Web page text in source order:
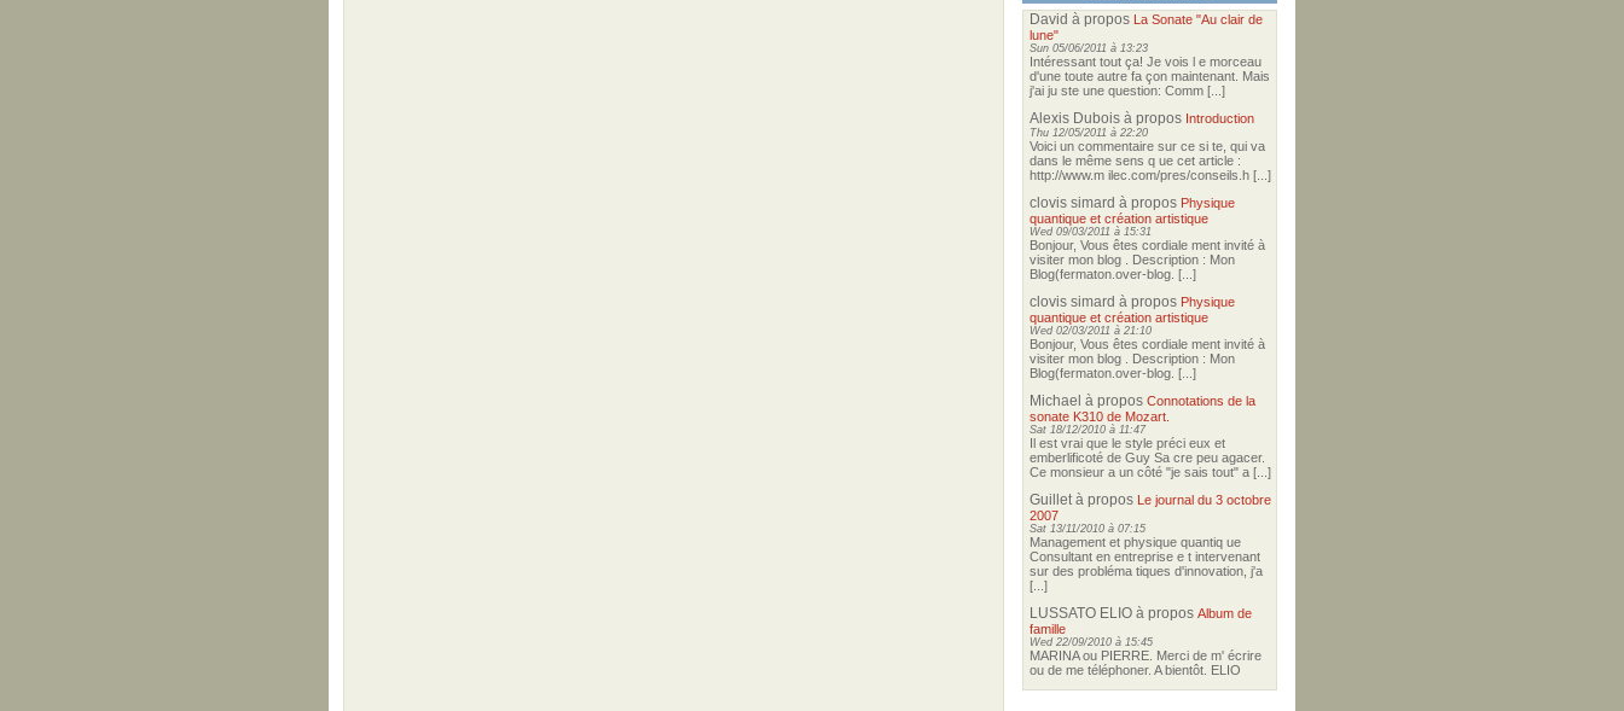
David à propos La Sonate "Au clair de
lune"
Sun 05/06/2011 à 13:23
Intéressant tout ça! Je vois l e morceau
d'une toute autre fa çon maintenant. Mais
j'ai ju ste une question: Comm [...]
Alexis Dubois à propos Introduction
Thu 12/05/2011 à 22:20
Voici un commentaire sur ce si te, qui va
dans le même sens q ue cet article :
http://www.m ilec.com/pres/conseils.h [...]
clovis simard à propos Physique
quantique et création artistique
Wed 09/03/2011 à 15:31
Bonjour, Vous êtes cordiale ment invité à
visiter mon blog . Description : Mon
Blog(fermaton.over-blog. [...]
clovis simard à propos Physique
quantique et création artistique
Wed 02/03/2011 à 21:10
Bonjour, Vous êtes cordiale ment invité à
visiter mon blog . Description : Mon
Blog(fermaton.over-blog. [...]
Michael à propos Connotations de la
sonate K310 de Mozart.
Sat 18/12/2010 à 11:47
Il est vrai que le style préci eux et
emberlificoté de Guy Sa cre peu agacer.
Ce monsieur a un côté "je sais tout" a [...]
Guilletà propos Le journal du 3 octobre
2007
Sat 13/11/2010 à 07:15
Management et physique quantiq ue
Consultant en entreprise e t intervenant
sur des probléma tiques d'innovation, j'a
[...]
LUSSATO ELIO à propos Album de
famille
Wed 22/09/2010 à 15:45
MARINA ou PIERRE. Merci de m' écrire
ou de me téléphoner. A bientôt. ELIO